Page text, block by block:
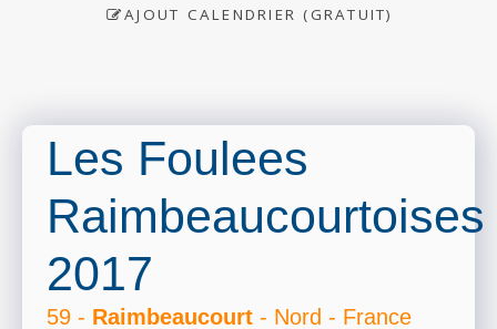
AJOUT CALENDRIER (GRATUIT)
Les Foulees
Raimbeaucourtoises
2017
59 - Raimbeaucourt - Nord - France